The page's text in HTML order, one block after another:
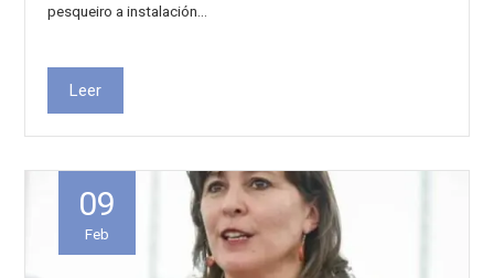
pesqueiro a instalación…
Leer
09
Feb